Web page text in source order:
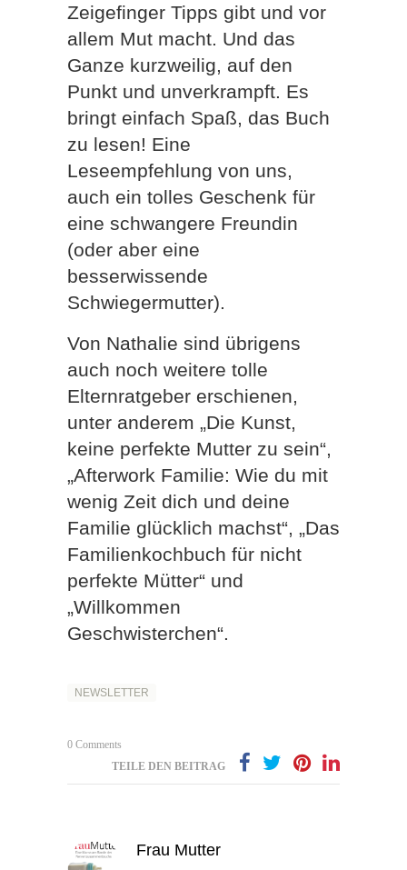
Zeigefinger Tipps gibt und vor
allem Mut macht. Und das
Ganze kurzweilig, auf den
Punkt und unverkrampft. Es
bringt einfach Spaß, das Buch
zu lesen! Eine
Leseempfehlung von uns,
auch ein tolles Geschenk für
eine schwangere Freundin
(oder aber eine
besserwissende
Schwiegermutter).
Von Nathalie sind übrigens
auch noch weitere tolle
Elternratgeber erschienen,
unter anderem „Die Kunst,
keine perfekte Mutter zu sein“,
„Afterwork Familie: Wie du mit
wenig Zeit dich und deine
Familie glücklich machst“, „Das
Familienkochbuch für nicht
perfekte Mütter“ und
„Willkommen
Geschwisterchen“.
NEWSLETTER
0 Comments
TEILE DEN BEITRAG
Frau Mutter